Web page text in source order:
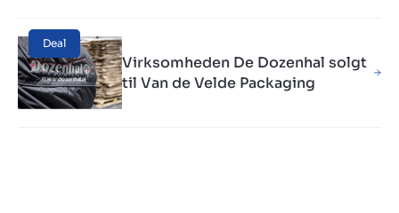
Deal
Virksomheden De Dozenhal solgt
til Van de Velde Packaging